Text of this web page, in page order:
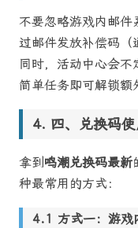
不要忽略游戏内邮件
过邮件发放补偿码（
同时，活动中心会
简单任务即可解锁额
四、兑换码
拿到 鸣潮兑换码最新
种最常用的方式：
方式一：游戏